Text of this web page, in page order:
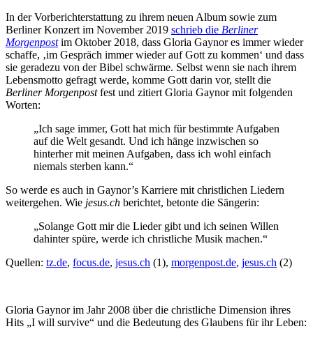
In der Vorberichterstattung zu ihrem neuen Album sowie zum
Berliner Konzert im November 2019 schrieb die Berliner
Morgenpostim Oktober 2018, dass Gloria Gaynor es immer wieder
schaffe, ‚im Gespräch immer wieder auf Gott zu kommen‘ und dass
sie geradezu von der Bibel schwärme. Selbst wenn sie nach ihrem
Lebensmotto gefragt werde, komme Gott darin vor, stellt die
Berliner Morgenpostfest und zitiert Gloria Gaynor mit folgenden
Worten:
„Ich sage immer, Gott hat mich für bestimmte Aufgaben
auf die Welt gesandt. Und ich hänge inzwischen so
hinterher mit meinen Aufgaben, dass ich wohl einfach
niemals sterben kann.“
So werde es auch in Gaynor’s Karriere mit christlichen Liedern
weitergehen. Wie jesus.ch berichtet, betonte die Sängerin:
„Solange Gott mir die Lieder gibt und ich seinen Willen
dahinter spüre, werde ich christliche Musik machen.“
Quellen: tz.de, focus.de, jesus.ch (1), morgenpost.de, jesus.ch (2)
Gloria Gaynor im Jahr 2008 über die christliche Dimension ihres
Hits „I will survive“ und die Bedeutung des Glaubens für ihr Leben: